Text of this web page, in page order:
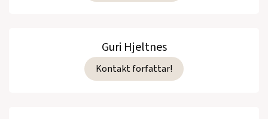
Guri Hjeltnes
Kontakt forfattar!